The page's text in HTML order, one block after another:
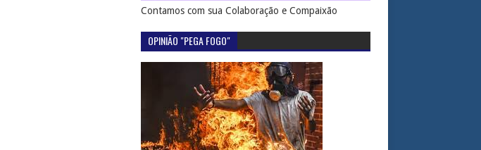
Contamos com sua Colaboração e Compaixão
OPINIÃO "PEGA FOGO"